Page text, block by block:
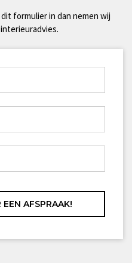
formulier in dan nemen wij